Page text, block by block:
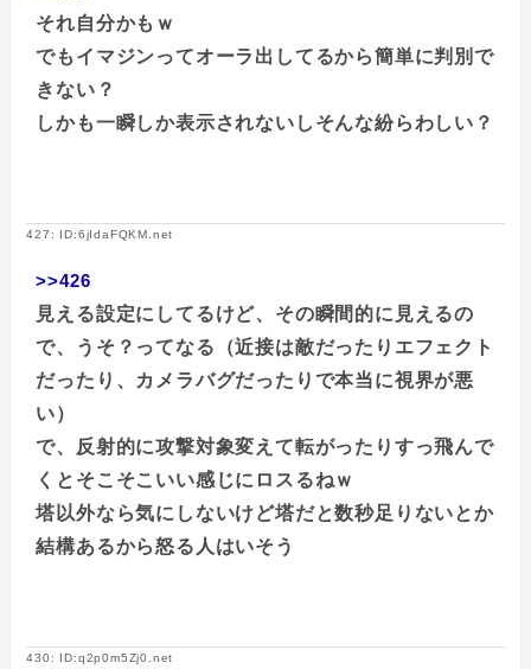
それ自分かもｗ
でもイマジンってオーラ出してるから簡単に判別で
きない？
しかも一瞬しか表示されないしそんな紛らわしい？
427: ID:6jIdaFQKM.net
>>426
見える設定にしてるけど、その瞬間的に見えるの
で、うそ？ってなる（近接は敵だったりエフェクト
だったり、カメラバグだったりで本当に視界が悪
い）
で、反射的に攻撃対象変えて転がったりすっ飛んで
くとそこそこいい感じにロスるねｗ
塔以外なら気にしないけど塔だと数秒足りないとか
結構あるから怒る人はいそう
430: ID:q2p0m5Zj0.net